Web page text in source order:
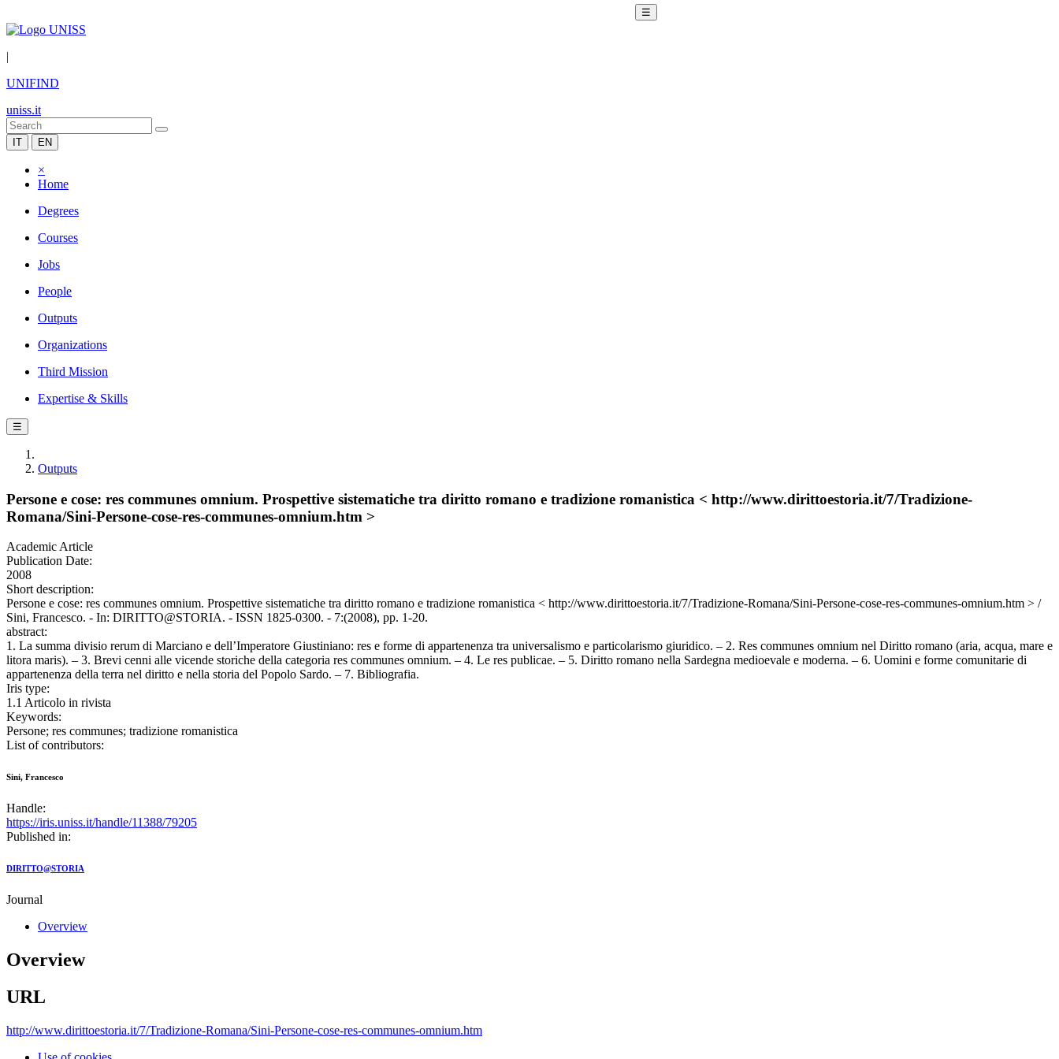
☰
|
UNIFIND
uniss.it
IT EN
×
Home
Degrees
Courses
Jobs
People
Outputs
Organizations
Third Mission
Expertise & Skills
☰
Outputs
Persone e cose: res communes omnium. Prospettive sistematiche tra diritto romano e tradizione romanistica < http://www.dirittoestoria.it/7/Tradizione-
Romana/Sini-Persone-cose-res-communes-omnium.htm >
Academic Article
Publication Date:
2008
Short description:
Persone e cose: res communes omnium. Prospettive sistematiche tra diritto romano e tradizione romanistica < http://www.dirittoestoria.it/7/Tradizione-Romana/Sini-Persone-cose-res-communes-omnium.htm > /
Sini, Francesco. - In: DIRITTO@STORIA. - ISSN 1825-0300. - 7:(2008), pp. 1-20.
abstract:
1. La summa divisio rerum di Marciano e dell’Imperatore Giustiniano: res e forme di appartenenza tra universalismo e particolarismo giuridico. – 2. Res communes omnium nel Diritto romano (aria, acqua, mare e
litora maris). – 3. Brevi cenni alle vicende storiche della categoria res communes omnium. – 4. Le res publicae. – 5. Diritto romano nella Sardegna medioevale e moderna. – 6. Uomini e forme comunitarie di
appartenenza della terra nel diritto e nella storia del Popolo Sardo. – 7. Bibliografia.
Iris type:
1.1 Articolo in rivista
Keywords:
Persone; res communes; tradizione romanistica
List of contributors:
Sini, Francesco
Handle:
https://iris.uniss.it/handle/11388/79205
Published in:
DIRITTO@STORIA
Journal
Overview
Overview
URL
http://www.dirittoestoria.it/7/Tradizione-Romana/Sini-Persone-cose-res-communes-omnium.htm